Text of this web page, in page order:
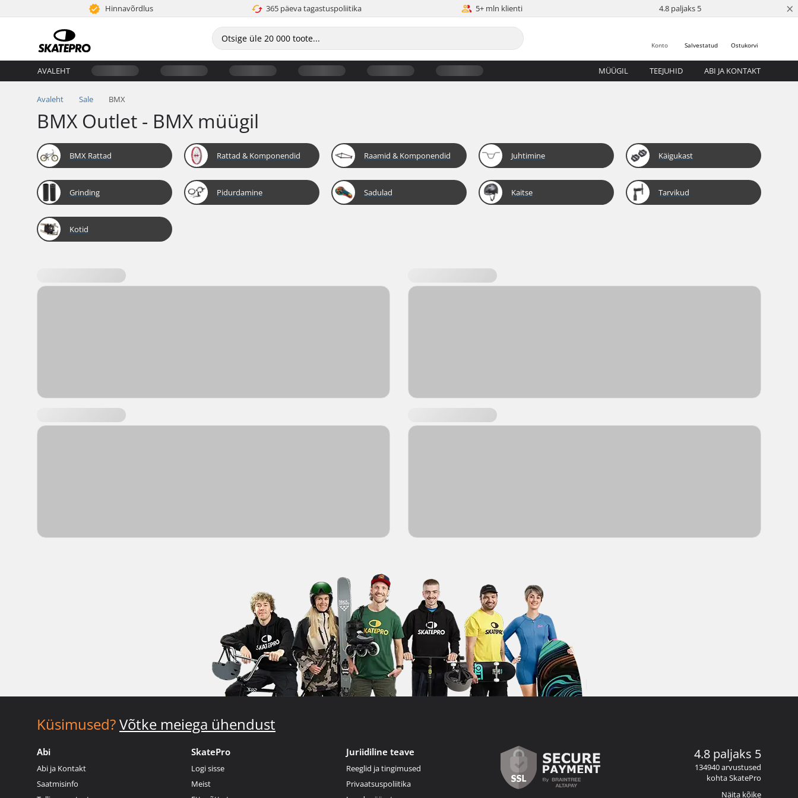
Hinnavõrdlus 365 päeva tagastuspoliitika 5+ mln klienti 4.8 paljaks 5 ×
Ostukorvi
Salvestatud
Konto
AVALEHT MÜÜGIL TEEJUHID ABI JA KONTAKT
Avaleht Sale BMX
BMX Outlet - BMX müügil
BMX Rattad Rattad & Komponendid Raamid & Komponendid Juhtimine Käigukast
Grinding Pidurdamine Sadulad Kaitse Tarvikud
Kotid
Küsimused?Võtke meiega ühendust
Abi
Abi ja Kontakt
Saatmisinfo
SkatePro
Logi sisse
Meist
Juriidiline teave
Reeglid ja tingimused
Privaatsuspoliitika
4.8 paljaks 5
134940 arvustused
kohta SkatePro
Näita kõike